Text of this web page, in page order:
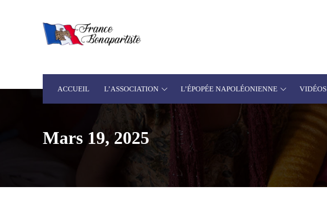
ACCUEIL L’ASSOCIATION L’ÉPOPÉE NAPOLÉONIENNE VIDÉOS
Mars 19, 2025